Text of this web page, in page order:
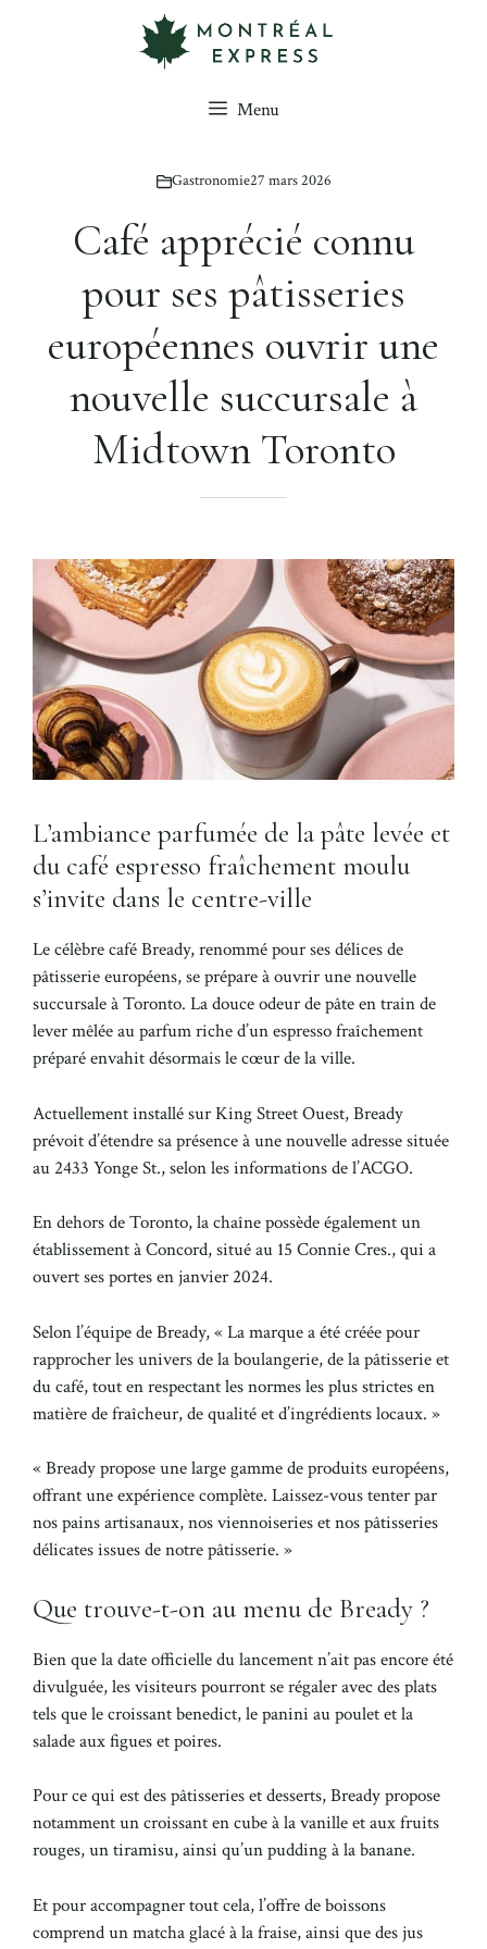
Menu
Gastronomie27 mars 2026
Café apprécié connu
pour ses pâtisseries
européennes ouvrir une
nouvelle succursale à
Midtown Toronto
L’ambiance parfumée de la pâte levée et
du café espresso fraîchement moulu
s’invite dans le centre-ville
Le célèbre café Bready, renommé pour ses délices de
pâtisserie européens, se prépare à ouvrir une nouvelle
succursale à Toronto. La douce odeur de pâte en train de
lever mêlée au parfum riche d’un espresso fraîchement
préparé envahit désormais le cœur de la ville.
Actuellement installé sur King Street Ouest, Bready
prévoit d’étendre sa présence à une nouvelle adresse située
au 2433 Yonge St., selon les informations de l’ACGO.
En dehors de Toronto, la chaîne possède également un
établissement à Concord, situé au 15 Connie Cres., qui a
ouvert ses portes en janvier 2024.
Selon l’équipe de Bready, « La marque a été créée pour
rapprocher les univers de la boulangerie, de la pâtisserie et
du café, tout en respectant les normes les plus strictes en
matière de fraîcheur, de qualité et d’ingrédients locaux. »
« Bready propose une large gamme de produits européens,
offrant une expérience complète. Laissez-vous tenter par
nos pains artisanaux, nos viennoiseries et nos pâtisseries
délicates issues de notre pâtisserie. »
Que trouve-t-on au menu de Bready ?
Bien que la date officielle du lancement n’ait pas encore été
divulguée, les visiteurs pourront se régaler avec des plats
tels que le croissant benedict, le panini au poulet et la
salade aux figues et poires.
Pour ce qui est des pâtisseries et desserts, Bready propose
notamment un croissant en cube à la vanille et aux fruits
rouges, un tiramisu, ainsi qu’un pudding à la banane.
Et pour accompagner tout cela, l’offre de boissons
comprend un matcha glacé à la fraise, ainsi que des jus